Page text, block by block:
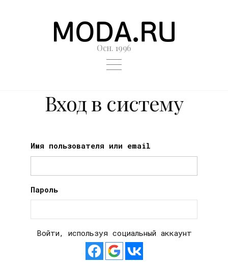
Осн. 1996
Вход в систему
Имя пользователя или email
Пароль
Войти, используя социальный аккаунт